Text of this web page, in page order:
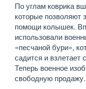
По углам коврика
которые позволяют
помощи колышек.
использовали
«песчаной бури»,
садится и взлетает
Теперь военное
свободную продажу.